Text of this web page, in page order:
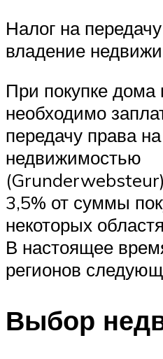
Налог на
владение
При покупке дома
необходимо
передачу права
недвижимостью
3,5% от суммы
некоторых
В настоящее
регионов
Выбор